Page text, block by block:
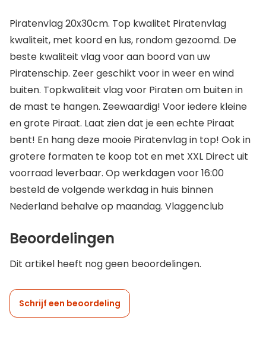
Piratenvlag 20x30cm. Top kwalitet Piratenvlag
kwaliteit, met koord en lus, rondom gezoomd. De
beste kwaliteit vlag voor aan boord van uw
Piratenschip. Zeer geschikt voor in weer en wind
buiten. Topkwaliteit vlag voor Piraten om buiten in
de mast te hangen. Zeewaardig! Voor iedere kleine
en grote Piraat. Laat zien dat je een echte Piraat
bent! En hang deze mooie Piratenvlag in top! Ook in
grotere formaten te koop tot en met XXL Direct uit
voorraad leverbaar. Op werkdagen voor 16:00
besteld de volgende werkdag in huis binnen
Nederland behalve op maandag. Vlaggenclub
Beoordelingen
Dit artikel heeft nog geen beoordelingen.
Schrijf een beoordeling